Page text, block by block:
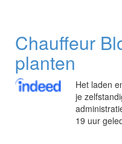
Chauffeur
planten
Het laden
je
19 uur